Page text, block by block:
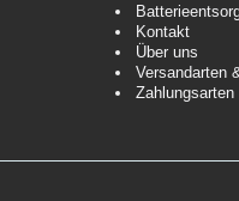
Kontakt
Über uns
Versandarten
Zahlungsarten